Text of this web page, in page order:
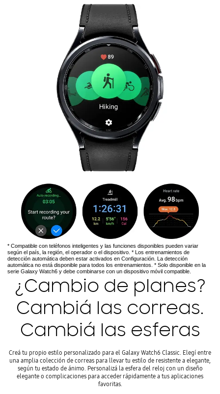
* Compatible con teléfonos inteligentes y las funciones disponibles pueden variar
según el país, la región, el operador o el dispositivo. * Los entrenamientos de
detección automática deben estar activados en Configuración. La detección
automática no está disponible para todos los entrenamientos. * Solo disponible en la
serie Galaxy Watch6 y debe combinarse con un dispositivo móvil compatible.
¿Cambio de planes?
Cambiá las correas.
Cambiá las esferas
Creá tu propio estilo personalizado para el Galaxy Watch6 Classic. Elegí entre
una amplia colección de correas para llevar tu estilo de resistente a elegante,
según tu estado de ánimo. Personalizá la esfera del reloj con un diseño
elegante o complicaciones para acceder rápidamente a tus aplicaciones
favoritas.